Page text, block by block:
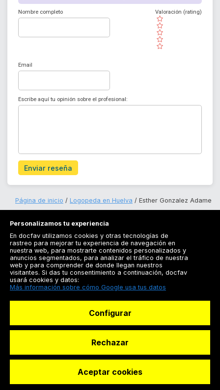
Solicitar reserva
Nombre completo
( )
( )
( )
( )
( )
Valoración (rating)
Email
Escribe aquí tu opinión sobre el profesional:
Enviar reseña
Página de inicio Logopeda en Huelva Esther Gonzalez Adame
Registrarse
Docfav
© Dashboard Technologies S.L
Personalizamos tu experiencia
En docfav utilizamos cookies y otras tecnologías de
rastreo para mejorar tu experiencia de navegación en
nuestra web, para mostrarte contenidos personalizados y
anuncios segmentados, para analizar el tráfico de nuestra
web y para comprender de donde llegan nuestros
visitantes. Si das tu consentimiento a continuación, docfav
usará cookies y datos:
Más información sobre cómo Google usa tus datos
Configurar
Rechazar
Aceptar cookies